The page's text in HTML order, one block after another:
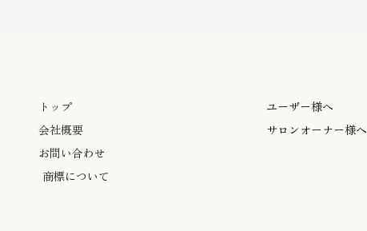
トップ
会社概要
お問い合わせ
商標について
ユーザー様へ
サロンオーナー様へ